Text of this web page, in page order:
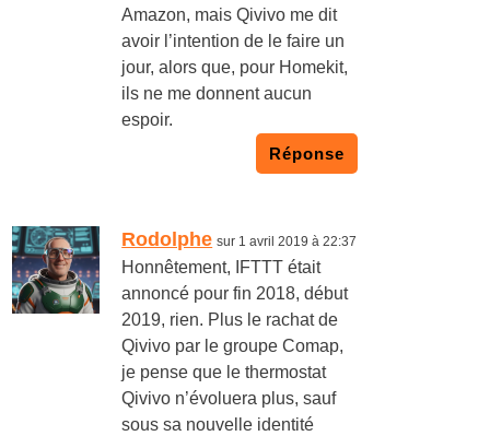
Amazon, mais Qivivo me dit
avoir l’intention de le faire un
jour, alors que, pour Homekit,
ils ne me donnent aucun
espoir.
Réponse
Rodolphe sur 1 avril 2019 à 22:37
Honnêtement, IFTTT était
annoncé pour fin 2018, début
2019, rien. Plus le rachat de
Qivivo par le groupe Comap,
je pense que le thermostat
Qivivo n’évoluera plus, sauf
sous sa nouvelle identité